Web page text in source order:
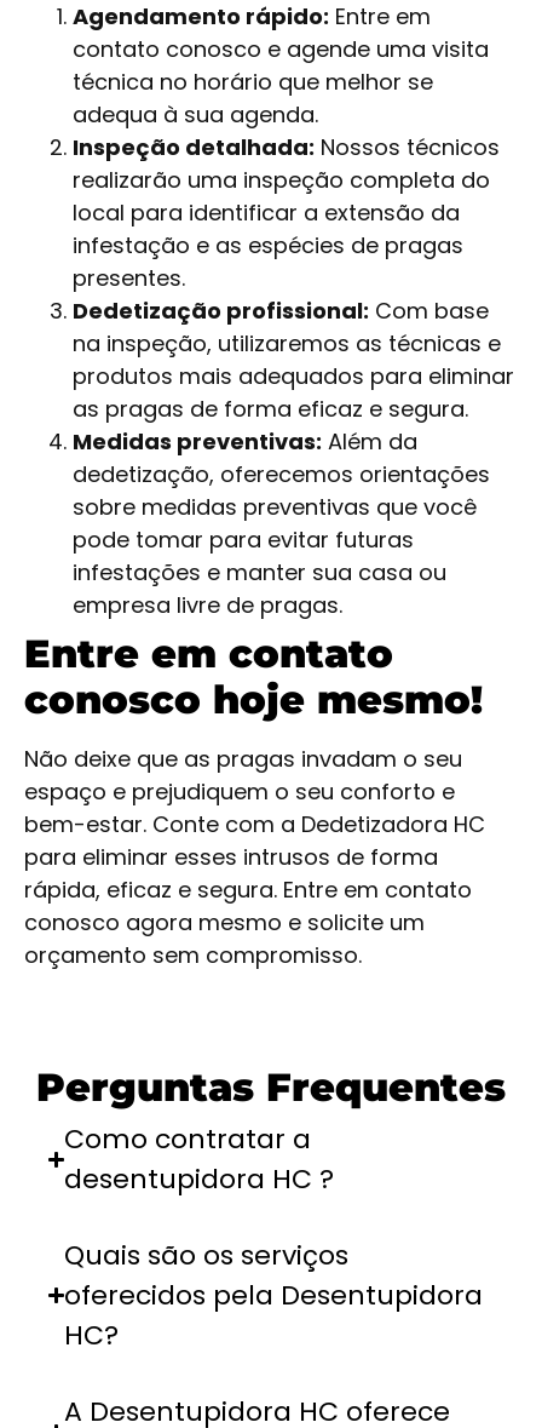
Agendamento rápido: Entre em
contato conosco e agende uma visita
técnica no horário que melhor se
adequa à sua agenda.
Inspeção detalhada: Nossos técnicos
realizarão uma inspeção completa do
local para identificar a extensão da
infestação e as espécies de pragas
presentes.
Dedetização profissional: Com base
na inspeção, utilizaremos as técnicas e
produtos mais adequados para eliminar
as pragas de forma eficaz e segura.
Medidas preventivas: Além da
dedetização, oferecemos orientações
sobre medidas preventivas que você
pode tomar para evitar futuras
infestações e manter sua casa ou
empresa livre de pragas.
Entre em contato
conosco hoje mesmo!
Não deixe que as pragas invadam o seu
espaço e prejudiquem o seu conforto e
bem-estar. Conte com a Dedetizadora HC
para eliminar esses intrusos de forma
rápida, eficaz e segura. Entre em contato
conosco agora mesmo e solicite um
orçamento sem compromisso.
Perguntas Frequentes
Como contratar a
desentupidora HC ?
Quais são os serviços
oferecidos pela Desentupidora
HC?
A Desentupidora HC oferece